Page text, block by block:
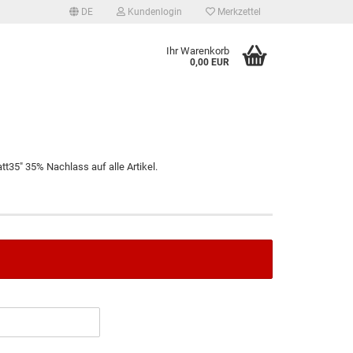
DE Kundenlogin Merkzettel
Ihr Warenkorb
0,00 EUR
35% Nachlass auf alle Artikel.